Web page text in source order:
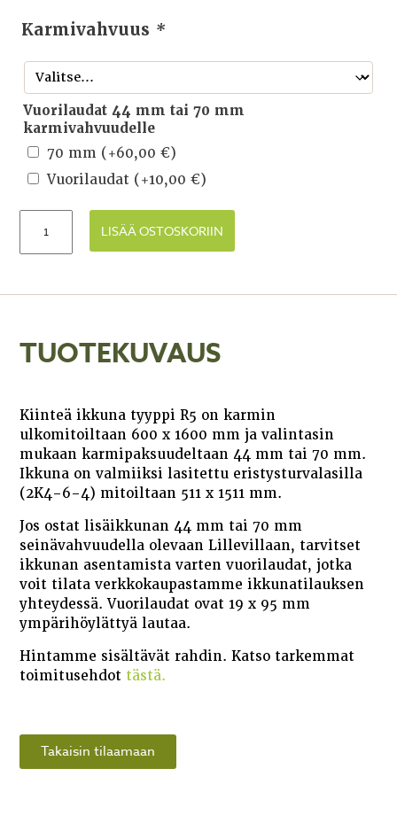
Karmivahvuus *
Vuorilaudat 44 mm tai 70 mm
karmivahvuudelle
70 mm (+60,00€)
Vuorilaudat (+10,00€)
LISÄÄ OSTOSKORIIN
TUOTEKUVAUS
Kiinteä ikkuna tyyppi R5 on karmin
ulkomitoiltaan 600 x 1600 mm ja valintasin
mukaan karmipaksuudeltaan 44 mm tai 70 mm.
Ikkuna on valmiiksi lasitettu eristysturvalasilla
(2K4-6-4) mitoiltaan 511 x 1511 mm.
Jos ostat lisäikkunan 44 mm tai 70 mm
seinävahvuudella olevaan Lillevillaan, tarvitset
ikkunan asentamista varten vuorilaudat, jotka
voit tilata verkkokaupastamme ikkunatilauksen
yhteydessä. Vuorilaudat ovat 19 x 95 mm
ympärihöylättyä lautaa.
Hintamme sisältävät rahdin. Katso tarkemmat
toimitusehdot tästä.
Takaisin tilaamaan